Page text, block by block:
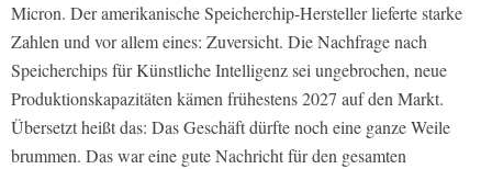
Micron. Der amerikanische Speicherchip-Hersteller lieferte starke
Zahlen und vor allem eines: Zuversicht. Die Nachfrage nach
Speicherchips für Künstliche Intelligenz sei ungebrochen, neue
Produktionskapazitäten kämen frühestens 2027 auf den Markt.
Übersetzt heißt das: Das Geschäft dürfte noch eine ganze Weile
brummen. Das war eine gute Nachricht für den gesamten